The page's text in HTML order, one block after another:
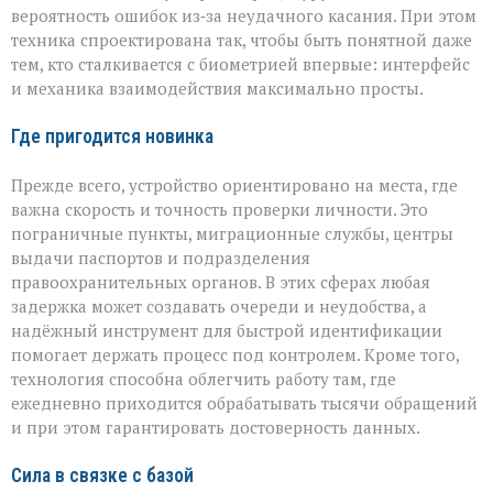
вероятность ошибок из‑за неудачного касания. При этом
техника спроектирована так, чтобы быть понятной даже
тем, кто сталкивается с биометрией впервые: интерфейс
и механика взаимодействия максимально просты.
Где пригодится новинка
Прежде всего, устройство ориентировано на места, где
важна скорость и точность проверки личности. Это
пограничные пункты, миграционные службы, центры
выдачи паспортов и подразделения
правоохранительных органов. В этих сферах любая
задержка может создавать очереди и неудобства, а
надёжный инструмент для быстрой идентификации
помогает держать процесс под контролем. Кроме того,
технология способна облегчить работу там, где
ежедневно приходится обрабатывать тысячи обращений
и при этом гарантировать достоверность данных.
Сила в связке с базой